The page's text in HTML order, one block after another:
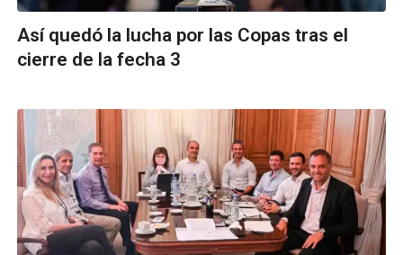
Así quedó la lucha por las Copas tras el
cierre de la fecha 3